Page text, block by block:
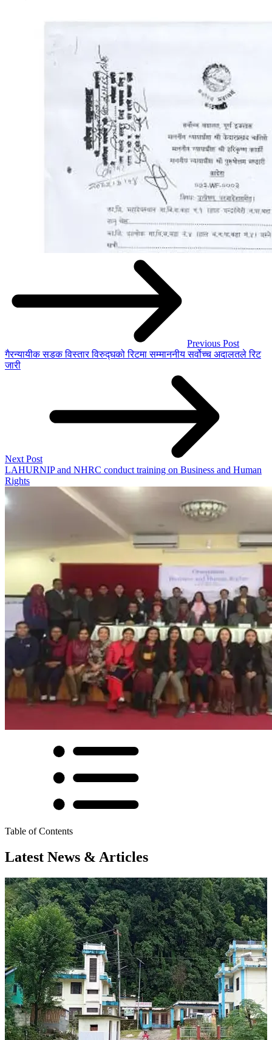
Previous Post
गैरन्यायीक सडक विस्तार विरुद्घको रिटमा सम्माननीय सर्वोच्च अदालतले रिट
जारी
Next Post
LAHURNIP and NHRC conduct training on Business and Human
Rights
Table of Contents
Latest News & Articles